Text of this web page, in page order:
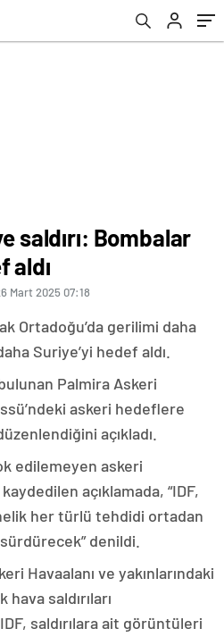
saldırı: Bombalar
aldı
Mart 2025 07:18
Ortadoğu’da gerilimi daha
Suriye’yi hedef aldı.
Palmira Askeri
askeri hedeflere
açıkladı.
edilemeyen askeri
açıklamada, “IDF,
her türlü tehdidi ortadan
denildi.
Havaalanı ve yakınlarındaki
saldırıları
saldırılara ait görüntüleri